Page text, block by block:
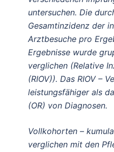
untersuchen. Die
Gesamtinzidenz der
Arztbesuche pro
Ergebnisse wurde
verglichen (Relative
(RIOV)). Das RIOV –
leistungsfähiger als
(OR) von Diagnosen.
Vollkohorten –
verglichen mit den